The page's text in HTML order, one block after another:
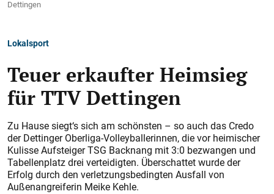
Dettingen
Lokalsport
Teuer erkaufter Heimsieg
für TTV Dettingen
Zu Hause siegt‘s sich am schönsten – so auch das Credo
der Dettinger Oberliga-Volleyballerinnen, die vor heimischer
Kulisse Aufsteiger TSG Backnang mit 3:0 bezwangen und
Tabellenplatz drei verteidigten. Überschattet wurde der
Erfolg durch den verletzungsbedingten Ausfall von
Außenangreiferin Meike Kehle.